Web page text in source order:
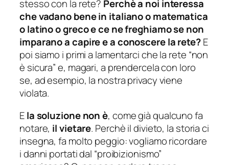
stesso con la rete? Perchè a noi interessa
che vadano bene in italiano o matematica
o latino o greco e ce ne freghiamo se non
imparano a capire e a conoscere la rete?E
poi siamo i primi a lamentarci che la rete “non
è sicura” e, magari, a prendercela con loro
se, ad esempio, la nostra privacy viene
violata.
Ela soluzione non è, come già qualcuno fa
notare, il vietare. Perchè il divieto, la storia ci
insegna, fa molto peggio: vogliamo ricordare
i danni portati dal “proibizionismo”